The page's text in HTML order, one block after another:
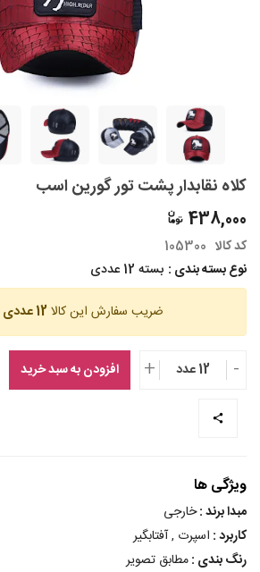
کلاه نقابدار پشت تور گورین اسب
438,000
کد کالا 105300
نوع بسته بندی : بسته 12 عددی
ضریب سفارش این کالا 12 عددی
- 12 عدد + افزودن به سبد خرید
ویژگی ها
مبدا برند :خارجی
کاربرد : اسپرت , آفتابگیر
رنگ بندی :مطابق تصویر